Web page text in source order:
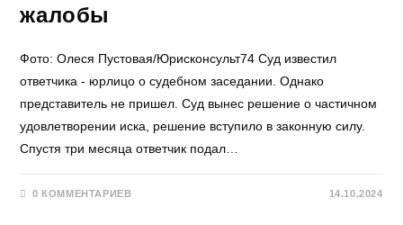
жалобы
Фото: Олеся Пустовая/Юрисконсульт74 Суд известил
ответчика - юрлицо о судебном заседании. Однако
представитель не пришел. Суд вынес решение о частичном
удовлетворении иска, решение вступило в законную силу.
Спустя три месяца ответчик подал…
0 КОММЕНТАРИЕВ 14.10.2024